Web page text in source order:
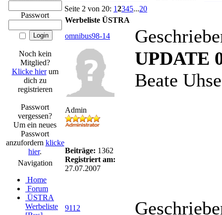
Passwort
Noch kein
Mitglied?
Klicke hierum
dich zu
registrieren
Passwort
vergessen?
Um ein neues
Passwort
anzufordern klicke
hier.
Navigation
Home
Forum
ÜSTRA
Werbeliste
Seite 2 von 20: 12345...20
Werbeliste ÜSTRA
omnibus98-14
Admin
Beiträge: 1362
Registriert am:
27.07.2007
UPDATE
Beate Uhse
9112